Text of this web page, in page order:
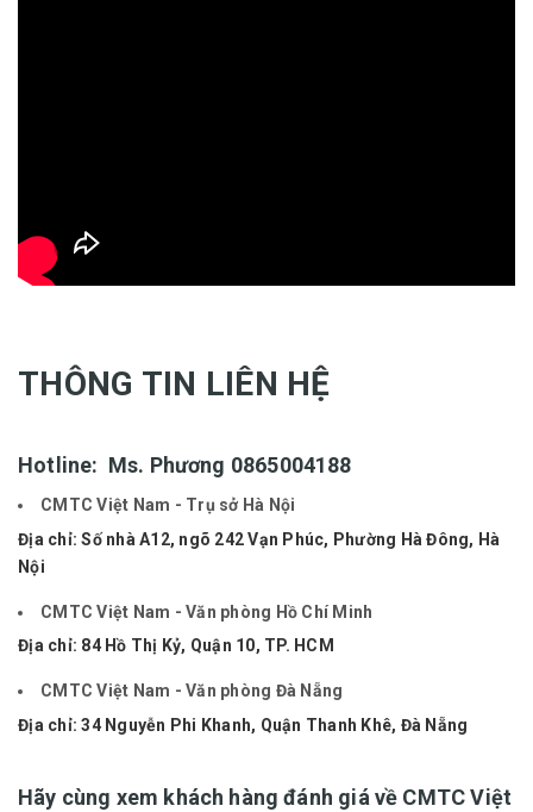
THÔNG TIN LIÊN HỆ
Hotline: Ms. Phương 0865004188
CMTC Việt Nam - Trụ sở Hà Nội
Địa chỉ:Số nhà A12, ngõ 242 Vạn Phúc, Phường Hà Đông, Hà
Nội
CMTC Việt Nam - Văn phòng Hồ Chí Minh
Địa chỉ: 84 Hồ Thị Kỷ, Quận 10, TP. HCM
CMTC Việt Nam - Văn phòng Đà Nẵng
Địa chỉ: 34 Nguyễn Phi Khanh, Quận Thanh Khê, Đà Nẵng
Hãy cùng xem khách hàng đánh giá về CMTC Việt